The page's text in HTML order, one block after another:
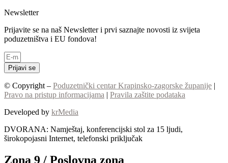
Newsletter
Prijavite se na naš Newsletter i prvi saznajte novosti iz svijeta
poduzetništva i EU fondova!
Prijavi se
© Copyright – Poduzetnički centar Krapinsko-zagorske županije |
Pravo na pristup informacijama | Pravila zaštite podataka
Developed by krMedia
DVORANA: Namještaj, konferencijski stol za 15 ljudi,
širokopojasni Internet, telefonski priključak
Zona 9 / Poslovna zona